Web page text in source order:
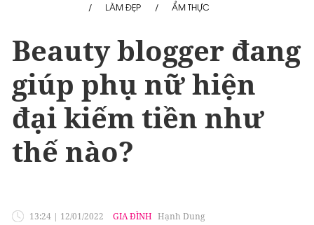
LÀM ĐẸP
ẨM THỰC
Beauty blogger đang
giúp phụ nữ hiện
đại kiếm tiền như
thế nào?
13:24 | 12/01/2022 GIA ĐÌNH Hạnh Dung